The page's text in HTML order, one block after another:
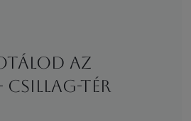
az
Csillag-tér